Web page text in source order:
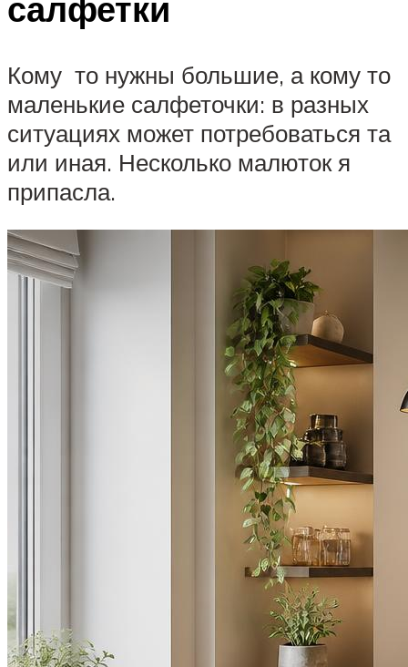
салфетки
Кому то нужны большие, а кому то
маленькие салфеточки: в разных
ситуациях может потребоваться та
или иная. Несколько малюток я
припасла.